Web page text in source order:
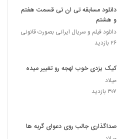
دانلود مسابقه تی ان تی قسمت هفتم
و هشتم
دانلود فیلم و سریال ایرانی بصورت قانونی
۲۶ بازدید
کیک یزدی خوب لهجه رو تغییر میده
میلاد
۳۰۷ بازدید
صداگذاری جالب روی دعوای گربه ها